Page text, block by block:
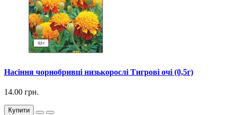
Насіння чорнобривці низькорослі Тигрові очі (0,5г)
14.00 грн.
Купити